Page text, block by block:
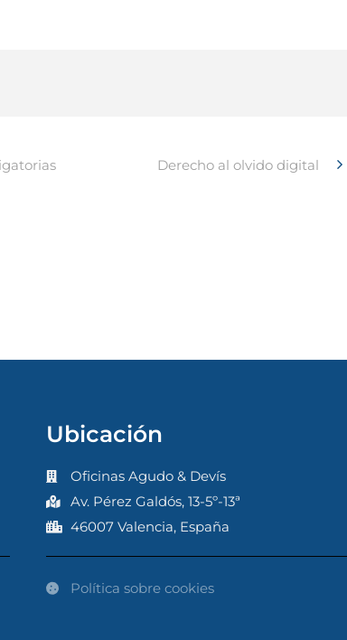
Derecho al olvido digital
Ubicación
Oficinas Agudo & Devís
Av. Pérez Galdós, 13-5º-13ª
46007 Valencia, España
Política sobre cookies